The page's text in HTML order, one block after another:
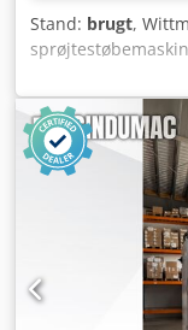
Stand: brugt,
termoplast Type:
Styring: Battenfeld
Sprøjteenhed: 315
stempelvols: 201
sprøjtetryk: 1.575
420 mm
mm Maskinvægt:
ca. 2.917 x 1.423 x
dokumenter er